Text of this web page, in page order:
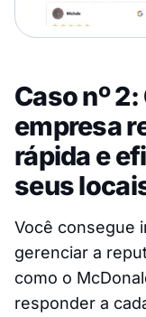
Caso nº
empresa
rápida e
seus
Você consegue
gerenciar a
como o
responder a